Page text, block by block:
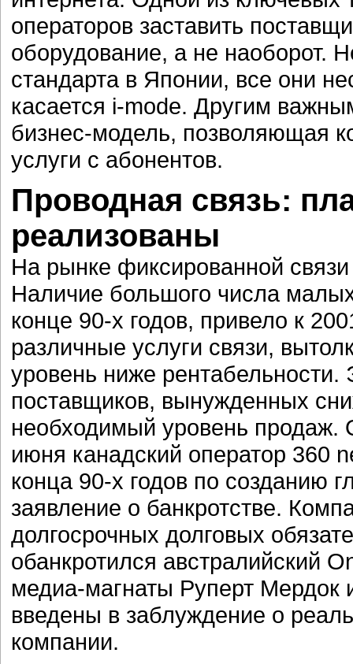
операторов заставить
оборудование, а не наоборот.
стандарта в Японии, все они
касается i-mode. Другим
бизнес-модель, позволяющая
услуги с абонентов.
Проводная связь:
реализованы
На рынке фиксированной
Наличие большого числа
конце 90-х годов, привело к
различные услуги связи,
уровень ниже
поставщиков, вынужденных
необходимый уровень
июня канадский оператор 360
конца 90-х годов по созданию
заявление о банкротстве.
долгосрочных долговых
обанкротился австралийский
медиа-магнаты Руперт Мердок
введены в заблуждение о
компании.